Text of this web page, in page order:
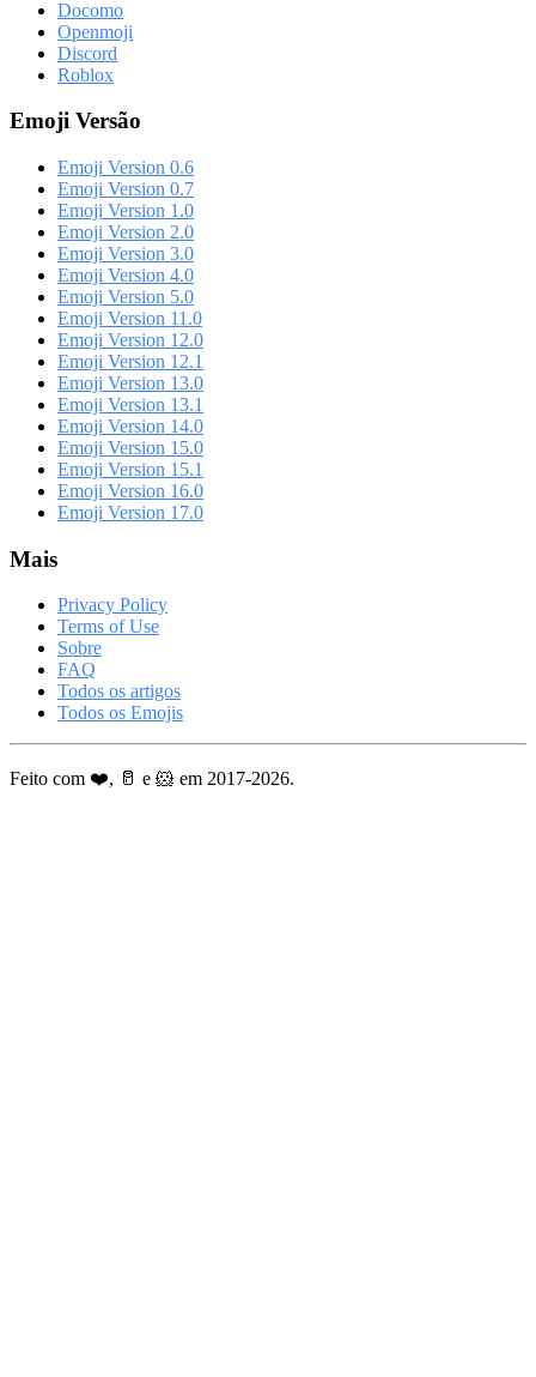
Docomo
Openmoji
Discord
Roblox
Emoji Versão
Emoji Version 0.6
Emoji Version 0.7
Emoji Version 1.0
Emoji Version 2.0
Emoji Version 3.0
Emoji Version 4.0
Emoji Version 5.0
Emoji Version 11.0
Emoji Version 12.0
Emoji Version 12.1
Emoji Version 13.0
Emoji Version 13.1
Emoji Version 14.0
Emoji Version 15.0
Emoji Version 15.1
Emoji Version 16.0
Emoji Version 17.0
Mais
Privacy Policy
Terms of Use
Sobre
FAQ
Todos os artigos
Todos os Emojis
Feito com ❤️, 🥛 e 🐹 em 2017-2026.